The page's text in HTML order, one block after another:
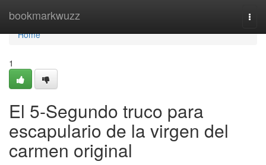
bookmarkwuzz
Home
Home
1
El 5-Segundo truco para
escapulario de la virgen del
carmen original